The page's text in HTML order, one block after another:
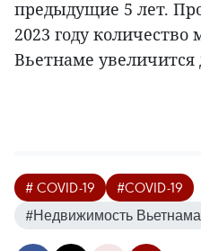
предыдущие 5 лет.
2023 году
Вьетнаме увеличится
# COVID-19
#COVID-19
#Недвижимость Вьетнама